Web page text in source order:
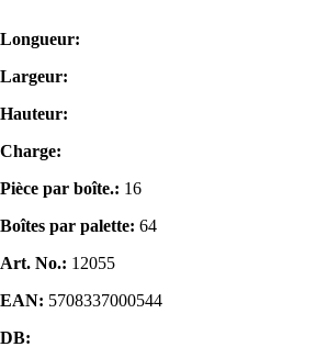
Longueur:
Largeur:
Hauteur:
Charge:
Pièce par boîte.: 16
Boîtes par palette: 64
Art. No.: 12055
EAN: 5708337000544
DB: